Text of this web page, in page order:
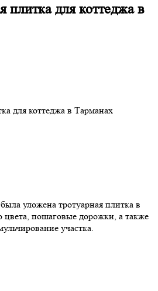
плитка для коттеджа в
для коттеджа в Тарманах
уложена тротуарная плитка в
цвета, пошаговые дорожки, а также
участка.